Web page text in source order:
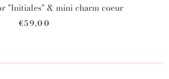
"Initiales" & mini charm coeur
€59,00